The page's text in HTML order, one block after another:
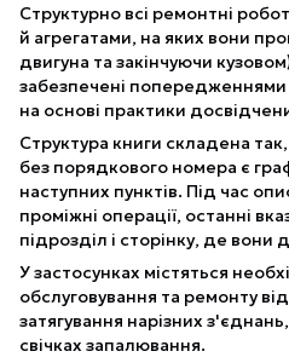
Структурно всі ремонтні
й агрегатами, на яких вони
двигуна та закінчуючи
забезпечені
на основі практики
Структура книги складена
без порядкового номера є
наступних пунктів. Під час
проміжні операції, останні
підрозділ і сторінку, де вони
У застосунках містяться
обслуговування та ремонту
затягування нарізних
свічках запалювання.